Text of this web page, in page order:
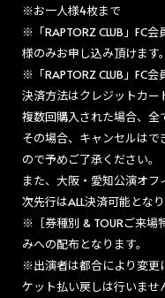
※お一人様4枚まで
※「RAPTORZ CLUB」FC
様のみお申し込み頂けます。
※「RAPTORZ CLUB」FC
決済方法はクレジットカー
複数回購入された場合、全
その場合、キャンセルは
ので予めご了承ください。
また、大阪・愛知公演オ
次先行はALL決済可能となり
※［券種別 & TOURご来場
みへの配布となります。
※出演者は都合により変更
ケット払い戻しは行いませ